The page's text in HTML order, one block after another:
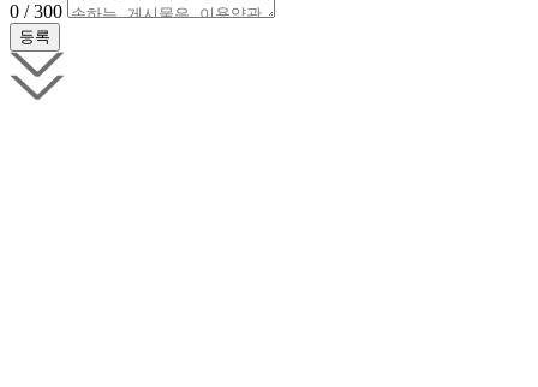
0 / 300